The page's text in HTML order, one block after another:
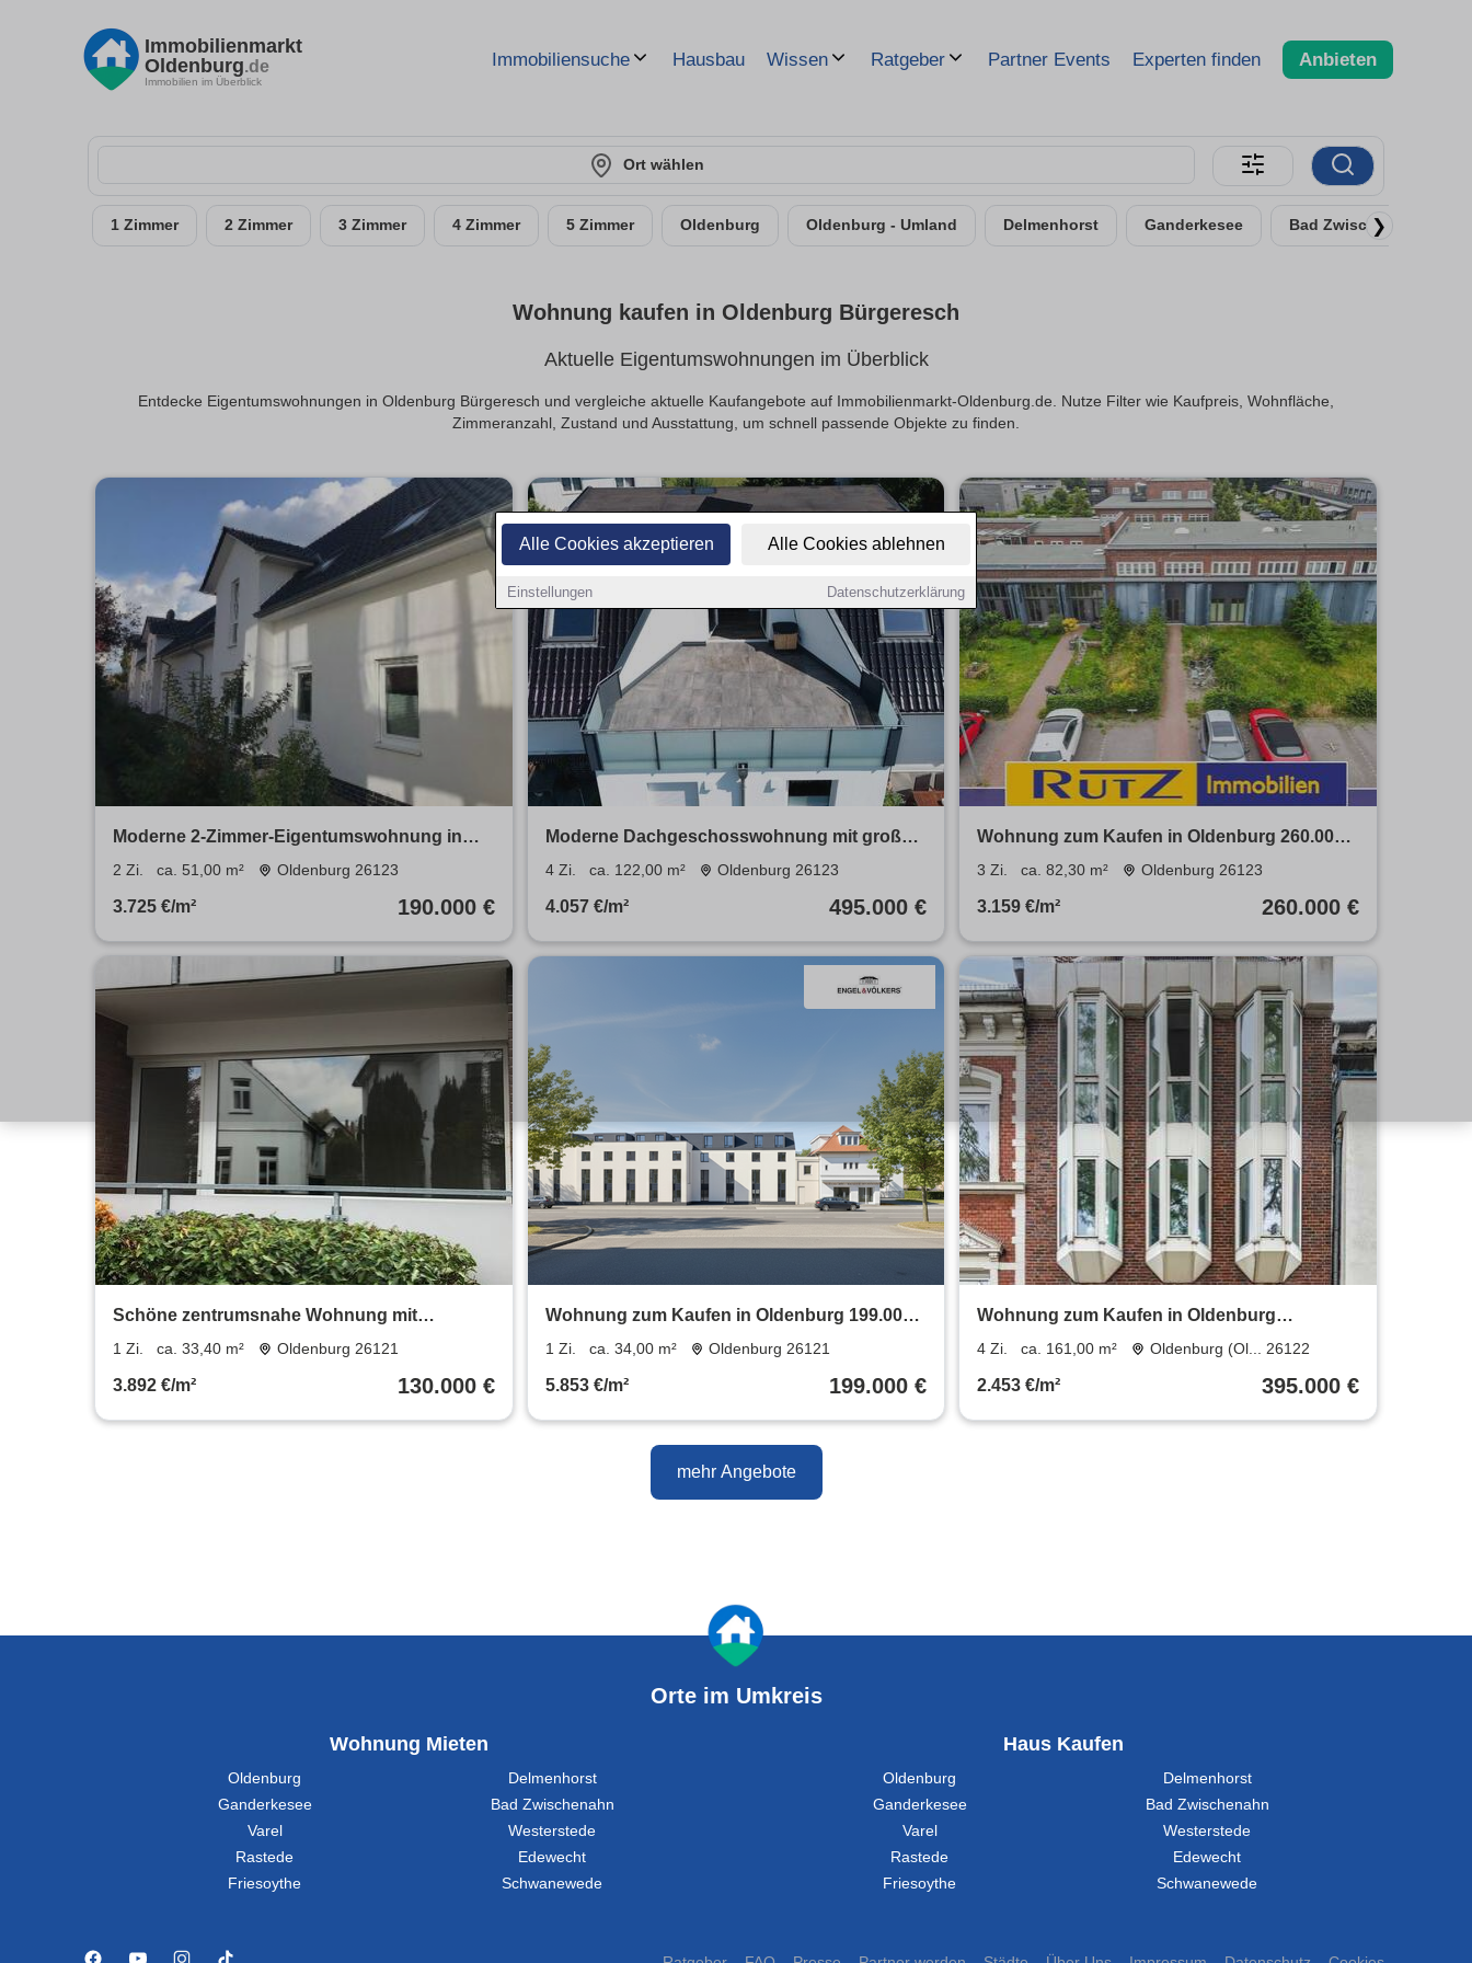
Alle Cookies akzeptieren Alle Cookies ablehnen
Einstellungen Datenschutzerklärung
Immobilienmarkt
Oldenburg.de
Immobilien im Überblick
Immobiliensuche Hausbau Wissen Ratgeber Partner Events Experten finden Anbieten
Ort wählen
1 Zimmer 2 Zimmer 3 Zimmer 4 Zimmer 5 Zimmer Oldenburg Oldenburg - Umland Delmenhorst Ganderkesee Bad Zwischenahn
❯
Wohnung kaufen in Oldenburg Bürgeresch
Aktuelle Eigentumswohnungen im Überblick
Entdecke Eigentumswohnungen in Oldenburg Bürgeresch und vergleiche aktuelle Kaufangebote auf Immobilienmarkt-Oldenburg.de. Nutze Filter wie Kaufpreis, Wohnfläche,
Zimmeranzahl, Zustand und Ausstattung, um schnell passende Objekte zu finden.
Moderne 2-Zimmer-Eigentumswohnung in
ruhiger Lage
2 Zi. ca. 51,00 m² Oldenburg 26123
3.725 €/m² 190.000 €
Moderne Dachgeschosswohnung mit großer
Sonnenterrasse
4 Zi. ca. 122,00 m² Oldenburg 26123
4.057 €/m² 495.000 €
Wohnung zum Kaufen in Oldenburg 260.000 €
82.3 m²
3 Zi. ca. 82,30 m² Oldenburg 26123
3.159 €/m² 260.000 €
Schöne zentrumsnahe Wohnung mit
Einbauküche, Balkon, Pkw-Stellptz
1 Zi. ca. 33,40 m² Oldenburg 26121
3.892 €/m² 130.000 €
Wohnung zum Kaufen in Oldenburg 199.000 €
34 m²
1 Zi. ca. 34,00 m² Oldenburg 26121
5.853 €/m² 199.000 €
Wohnung zum Kaufen in Oldenburg
(Oldenburg) 395.000 € 161 m²
4 Zi. ca. 161,00 m² Oldenburg (Ol... 26122
2.453 €/m² 395.000 €
mehr Angebote
Orte im Umkreis
Wohnung Mieten
Oldenburg
Delmenhorst
Ganderkesee
Bad Zwischenahn
Varel
Westerstede
Rastede
Edewecht
Friesoythe
Schwanewede
Haus Kaufen
Oldenburg
Delmenhorst
Ganderkesee
Bad Zwischenahn
Varel
Westerstede
Rastede
Edewecht
Friesoythe
Schwanewede